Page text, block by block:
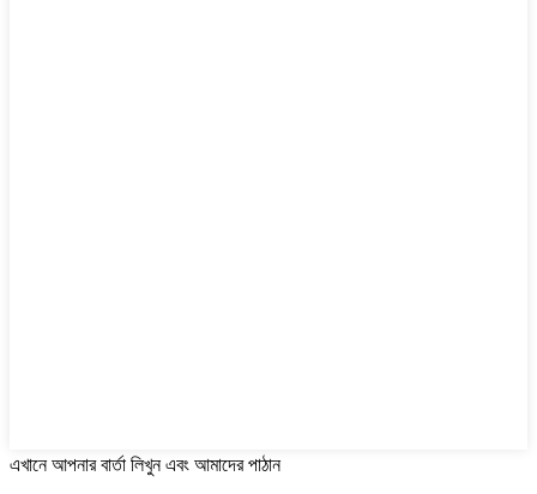
এখানে আপনার বার্তা লিখুন এবং আমাদের পাঠান